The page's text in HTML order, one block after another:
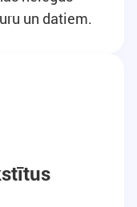
un datiem.